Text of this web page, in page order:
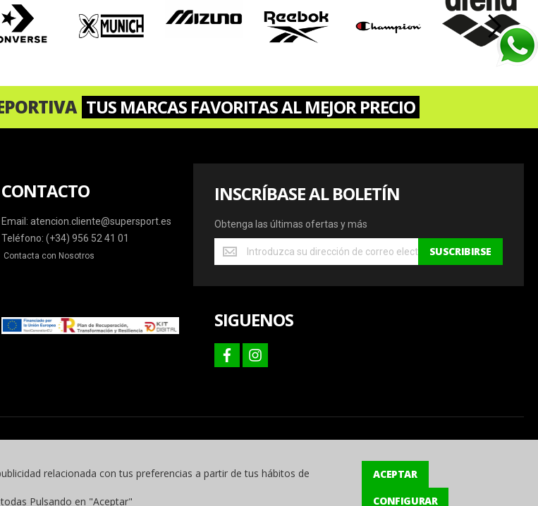
›
TUS MARCAS FAVORITAS AL MEJOR PRECIO
INSCRÍBASE AL BOLETÍN
Obtenga las últimas ofertas y más
Obtenga
las
ofertas
más
SUSCRIBIRSE
SIGUENOS
facebookinstagram
CONTACTO
Email: atencion.cliente@supersport.es
Teléfono: (+34) 956 52 41 01
Contacta con Nosotros
relacionada con tus preferencias a partir de tus hábitos de
Pulsando en "Aceptar"
ACEPTAR
CONFIGURAR